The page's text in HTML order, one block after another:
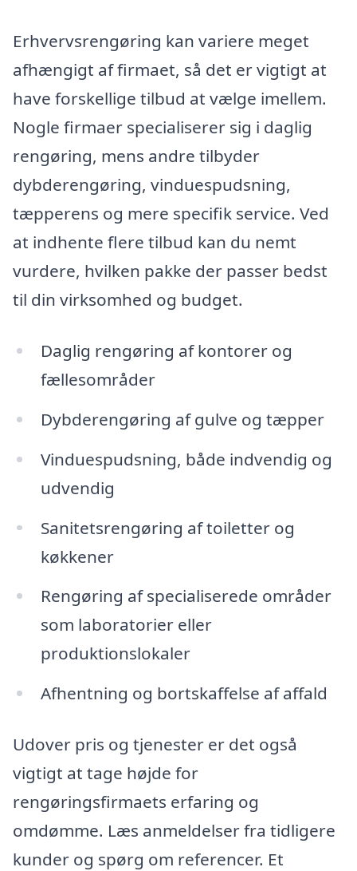
Erhvervsrengøring kan variere meget
afhængigt af firmaet, så det er vigtigt at
have forskellige tilbud at vælge imellem.
Nogle firmaer specialiserer sig i daglig
rengøring, mens andre tilbyder
dybderengøring, vinduespudsning,
tæpperens og mere specifik service. Ved
at indhente flere tilbud kan du nemt
vurdere, hvilken pakke der passer bedst
til din virksomhed og budget.
Daglig rengøring af kontorer og
fællesområder
Dybderengøring af gulve og tæpper
Vinduespudsning, både indvendig og
udvendig
Sanitetsrengøring af toiletter og
køkkener
Rengøring af specialiserede områder
som laboratorier eller
produktionslokaler
Afhentning og bortskaffelse af affald
Udover pris og tjenester er det også
vigtigt at tage højde for
rengøringsfirmaets erfaring og
omdømme. Læs anmeldelser fra tidligere
kunder og spørg om referencer. Et